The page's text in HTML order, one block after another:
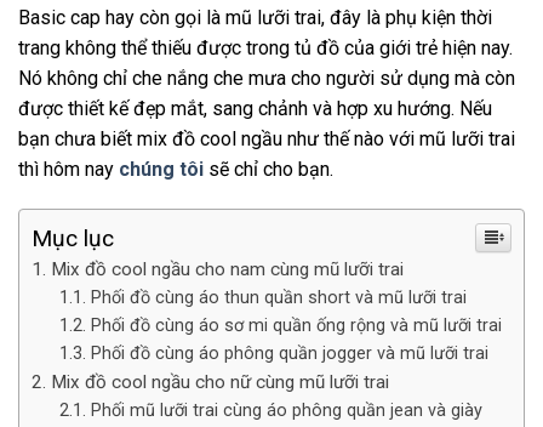
Basic cap hay còn gọi là mũ lưỡi trai, đây là phụ kiện thời
trang không thể thiếu được trong tủ đồ của giới trẻ hiện nay.
Nó không chỉ che nắng che mưa cho người sử dụng mà còn
được thiết kế đẹp mắt, sang chảnh và hợp xu hướng. Nếu
bạn chưa biết mix đồ cool ngầu như thế nào với mũ lưỡi trai
thì hôm nay chúng tôi sẽ chỉ cho bạn.
Mục lục
Mix đồ cool ngầu cho nam cùng mũ lưỡi trai
Phối đồ cùng áo thun quần short và mũ lưỡi trai
Phối đồ cùng áo sơ mi quần ống rộng và mũ lưỡi trai
Phối đồ cùng áo phông quần jogger và mũ lưỡi trai
Mix đồ cool ngầu cho nữ cùng mũ lưỡi trai
Phối mũ lưỡi trai cùng áo phông quần jean và giày